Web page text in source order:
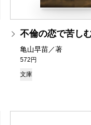
不倫の恋で苦し
亀山早苗／著
572円
文庫